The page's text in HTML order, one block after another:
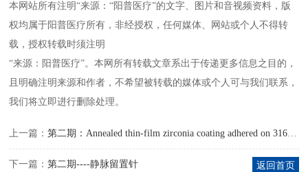
本网站所有注明“来源：“阳普医疗”的文字、图片和音视频资料，版
权均属于阳普医疗所有，非经授权，任何媒体、网站或个人不得转
载，授权转载时须注明
“来源：阳普医疗”。本网所有转载文章系出于传递更多信息之目的，
且明确注明来源和作者，不希望被转载的媒体或个人可与我们联系，
我们将立即进行删除处理。
上一篇：第二期：Annealed thin-film zirconia coating adhered on 316L stainless steel as a bio-inert indwelling needle
下一篇：第二期----静脉留置针 返回首页